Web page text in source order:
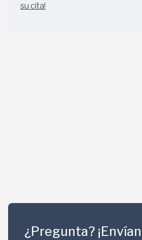
su cita!
¿Pregunta?